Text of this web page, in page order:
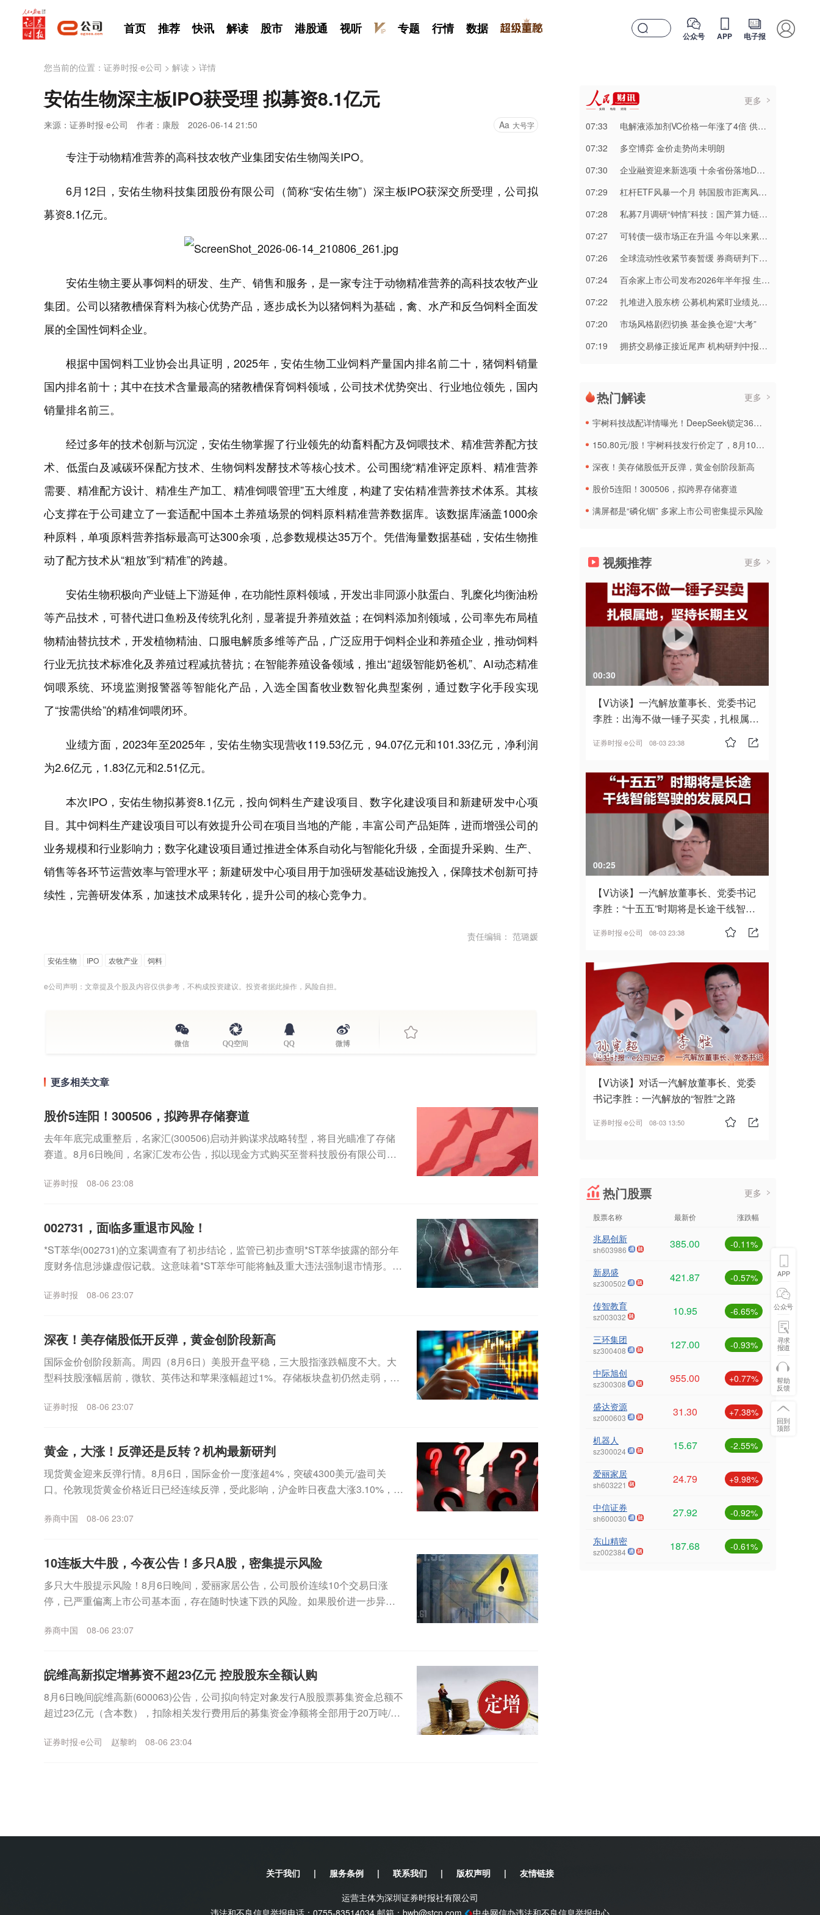
首页 推荐 快讯 解读 股市 港股通 视听 专题 行情 数据 公众号 APP 电子报
您当前的位置： 证券时报·e公司 > 解读 > 详情
安佑生物深主板IPO获受理 拟募资8.1亿元
来源：证券时报·e公司 作者：康殷 2026-06-14 21:50 Aa 大号字
专注于动物精准营养的高科技农牧产业集团安佑生物闯关IPO。
6月12日，安佑生物科技集团股份有限公司（简称“安佑生物”）深主板IPO获深交所受理，公司拟
募资8.1亿元。
安佑生物主要从事饲料的研发、生产、销售和服务，是一家专注于动物精准营养的高科技农牧产业
集团。公司以猪教槽保育料为核心优势产品，逐步成长为以猪饲料为基础，禽、水产和反刍饲料全面发
展的全国性饲料企业。
根据中国饲料工业协会出具证明，2025年，安佑生物工业饲料产量国内排名前二十，猪饲料销量
国内排名前十；其中在技术含量最高的猪教槽保育饲料领域，公司技术优势突出、行业地位领先，国内
销量排名前三。
经过多年的技术创新与沉淀，安佑生物掌握了行业领先的幼畜料配方及饲喂技术、精准营养配方技
术、低蛋白及减碳环保配方技术、生物饲料发酵技术等核心技术。公司围绕“精准评定原料、精准营养
需要、精准配方设计、精准生产加工、精准饲喂管理”五大维度，构建了安佑精准营养技术体系。其核
心支撑在于公司建立了一套适配中国本土养殖场景的饲料原料精准营养数据库。该数据库涵盖1000余
种原料，单项原料营养指标最高可达300余项，总参数规模达35万个。凭借海量数据基础，安佑生物推
动了配方技术从“粗放”到“精准”的跨越。
安佑生物积极向产业链上下游延伸，在功能性原料领域，开发出非同源小肽蛋白、乳糜化均衡油粉
等产品技术，可替代进口鱼粉及传统乳化剂，显著提升养殖效益；在饲料添加剂领域，公司率先布局植
物精油替抗技术，开发植物精油、口服电解质多维等产品，广泛应用于饲料企业和养殖企业，推动饲料
行业无抗技术标准化及养殖过程减抗替抗；在智能养殖设备领域，推出“超级智能奶爸机”、AI动态精准
饲喂系统、环境监测报警器等智能化产品，入选全国畜牧业数智化典型案例，通过数字化手段实现
了“按需供给”的精准饲喂闭环。
业绩方面，2023年至2025年，安佑生物实现营收119.53亿元，94.07亿元和101.33亿元，净利润
为2.6亿元，1.83亿元和2.51亿元。
本次IPO，安佑生物拟募资8.1亿元，投向饲料生产建设项目、数字化建设项目和新建研发中心项
目。其中饲料生产建设项目可以有效提升公司在项目当地的产能，丰富公司产品矩阵，进而增强公司的
业务规模和行业影响力；数字化建设项目通过推进全体系自动化与智能化升级，全面提升采购、生产、
销售等各环节运营效率与管理水平；新建研发中心项目用于加强研发基础设施投入，保障技术创新可持
续性，完善研发体系，加速技术成果转化，提升公司的核心竞争力。
责任编辑： 范璐媛
安佑生物 IPO 农牧产业 饲料
e公司声明：文章提及个股及内容仅供参考，不构成投资建议。投资者据此操作，风险自担。
微信 QQ空间 QQ 微博
更多相关文章
股价5连阳！300506，拟跨界存储赛道
去年年底完成重整后，名家汇(300506)启动并购谋求战略转型，将目光瞄准了存储
赛道。8月6日晚间，名家汇发布公告，拟以现金方式购买至誉科技股份有限公司
证券时报 08-06 23:08
002731，面临多重退市风险！
*ST萃华(002731)的立案调查有了初步结论，监管已初步查明*ST萃华披露的部分年
度财务信息涉嫌虚假记载。这意味着*ST萃华可能将触及重大违法强制退市情形。此
证券时报 08-06 23:07
深夜！美存储股低开反弹，黄金创阶段新高
国际金价创阶段新高。周四（8月6日）美股开盘平稳，三大股指涨跌幅度不大。大
型科技股涨幅居前，微软、英伟达和苹果涨幅超过1%。存储板块盘初仍然走弱，SK
证券时报 08-06 23:07
黄金，大涨！反弹还是反转？机构最新研判
现货黄金迎来反弹行情。8月6日，国际金价一度涨超4%，突破4300美元/盎司关
口。伦敦现货黄金价格近日已经连续反弹，受此影响，沪金昨日夜盘大涨3.10%，今
券商中国 08-06 23:07
10连板大牛股，今夜公告！多只A股，密集提示风险
多只大牛股提示风险！8月6日晚间，爱丽家居公告，公司股价连续10个交易日涨
停，已严重偏离上市公司基本面，存在随时快速下跌的风险。如果股价进一步异常
券商中国 08-06 23:07
皖维高新拟定增募资不超23亿元 控股股东全额认购
8月6日晚间皖维高新(600063)公告，公司拟向特定对象发行A股股票募集资金总额不
超过23亿元（含本数），扣除相关发行费用后的募集资金净额将全部用于20万吨/年
证券时报·e公司 赵黎昀 08-06 23:04
更多
07:33
电解液添加剂VC价格一年涨了4倍 供不应求状况短期不会改变
07:32
多空博弈 金价走势尚未明朗
07:30
企业融资迎来新选项 十余省份落地DR基准利率贷款
07:29
杠杆ETF风暴一个月 韩国股市距离风险出清还有“最后一公里”
07:28
私募7月调研“钟情”科技：国产算力链成新共识
07:27
可转债一级市场正在升温 今年以来累计发行51只同比增长104%
07:26
全球流动性收紧节奏暂缓 券商研判下半年或出现边际改善
07:24
百余家上市公司发布2026年半年报 生物医药等行业现亮点
07:22
扎堆进入股东榜 公募机构紧盯业绩兑现度
07:20
市场风格剧烈切换 基金换仓迎“大考”
07:19
拥挤交易修正接近尾声 机构研判中报窗口开启业绩驱动新周期
热门解读 更多
宇树科技战配详情曝光！DeepSeek锁定36个月，社保基金多个组合参与
150.80元/股！宇树科技发行价定了，8月10日申购
深夜！美存储股低开反弹，黄金创阶段新高
股价5连阳！300506，拟跨界存储赛道
满屏都是“磷化铟” 多家上市公司密集提示风险
视频推荐 更多
00:30
【V访谈】一汽解放董事长、党委书记
李胜：出海不做一锤子买卖，扎根属
证券时报·e公司 08-03 23:38
00:25
【V访谈】一汽解放董事长、党委书记
李胜：“十五五”时期将是长途干线智能
证券时报·e公司 08-03 23:38
06:04
【V访谈】对话一汽解放董事长、党委
书记李胜：一汽解放的“智胜”之路
证券时报·e公司 08-03 13:50
热门股票 更多
股票名称 最新价 涨跌幅
兆易创新
sh603986 385.00 -0.11%
新易盛
sz300502 421.87 -0.57%
传智教育
sz003032 10.95 -6.65%
三环集团
sz300408 127.00 -0.93%
中际旭创
sz300308 955.00 +0.77%
盛达资源
sz000603 31.30 +7.38%
机器人
sz300024 15.67 -2.55%
爱丽家居
sh603221 24.79 +9.98%
中信证券
sh600030 27.92 -0.92%
东山精密
sz002384 187.68 -0.61%
APP
公众号
寻求
报道
帮助
反馈
回到
顶部
关于我们 | 服务条例 | 联系我们 | 版权声明 |
友情链接
运营主体为深圳证券时报社有限公司
违法和不良信息举报电话：0755-83514034 邮箱： bwb@stcn.com 中央网信办违法和不良信息举报中心